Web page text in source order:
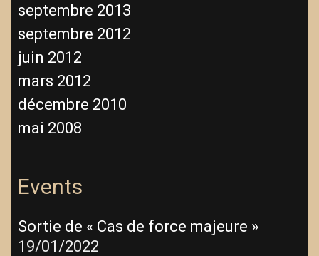
septembre 2013
septembre 2012
juin 2012
mars 2012
décembre 2010
mai 2008
Events
Sortie de « Cas de force majeure »
19/01/2022